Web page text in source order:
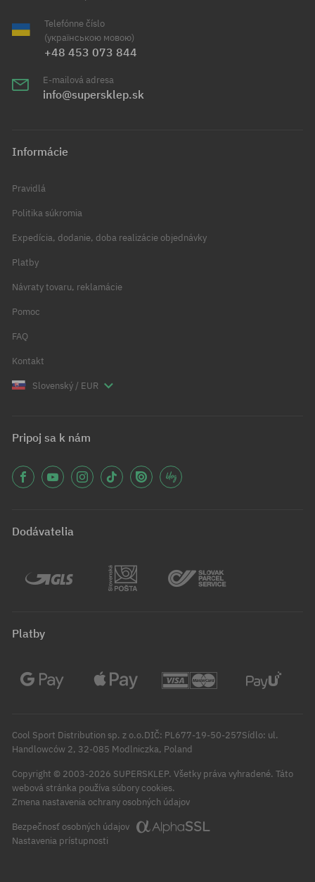
Telefónne číslo
(українською мовою)
+48 453 073 844
E-mailová adresa
info@supersklep.sk
Informácie
Pravidlá
Politika súkromia
Expedícia, dodanie, doba realizácie objednávky
Platby
Návraty tovaru, reklamácie
Pomoc
FAQ
Kontakt
Slovenský / EUR
Pripoj sa k nám
Dodávatelia
Platby
Cool Sport Distribution sp. z o.o.DIČ: PL677-19-50-257Sídlo: ul.
Handlowców 2, 32-085 Modlniczka, Poland
Copyright © 2003-2026 SUPERSKLEP. Všetky práva vyhradené. Táto
webová stránka používa súbory cookies.
Zmena nastavenia ochrany osobných údajov
Bezpečnosť osobných údajov
Nastavenia prístupnosti